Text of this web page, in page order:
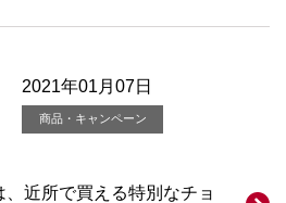
2021年01月07日
商品・キャンペーン
近所で買える特別なチョ